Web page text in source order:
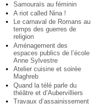
Samouraïs au féminin
A riot called Nina !
Le carnaval de Romans au
temps des guerres de
religion
Aménagement des
espaces publics de l’école
Anne Sylvestre
Atelier cuisine et soirée
Maghreb
Quand la télé parle du
théâtre et d’Aubervilliers
Travaux d’assainissement